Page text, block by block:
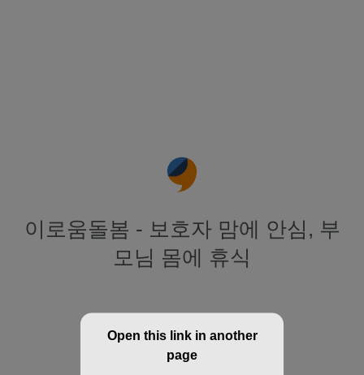
이로움돌봄 - 보호자 맘에 안심, 부
모님 몸에 휴식